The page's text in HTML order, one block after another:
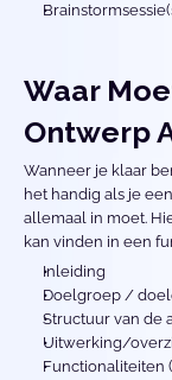
Waar
Ontwerp
Wanneer je klaar
het handig als je
allemaal in moet.
kan vinden in een
Inleiding
Doelgroep /
Structuur van de
Uitwerking/
Functionaliteiten